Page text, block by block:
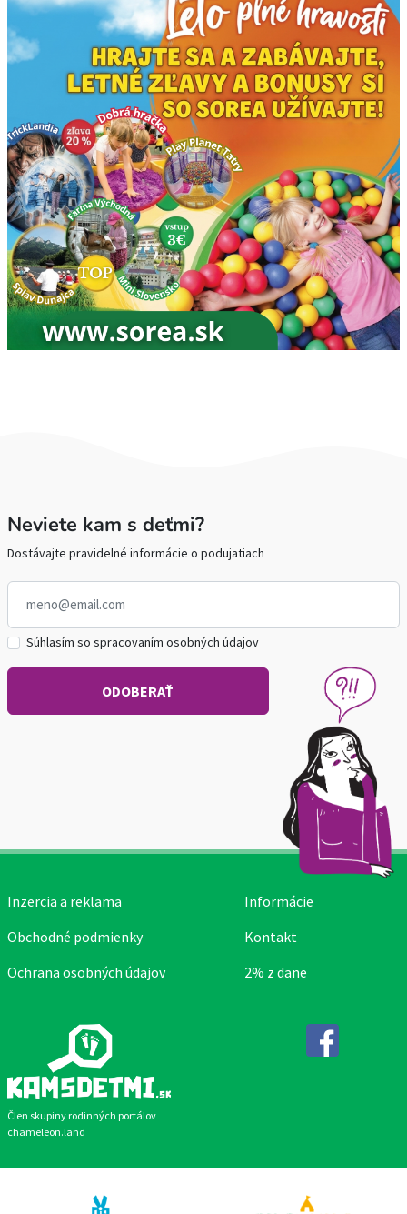
Neviete kam s deťmi?
Dostávajte pravidelné informácie o podujatiach
Súhlasím so spracovaním osobných údajov
Člen skupiny rodinných portálov
chameleon.land
Inzercia a reklama
Obchodné podmienky
Ochrana osobných údajov
Informácie
Kontakt
2% z dane